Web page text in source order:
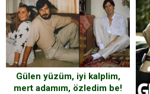
Gülen yüzüm, iyi kalplim,
mert adamım, özledim be!